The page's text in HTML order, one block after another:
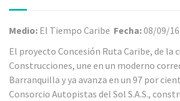
Medio: El Tiempo Caribe Fecha:08/09/16
El proyecto Concesión Ruta Caribe, de la
Construcciones, une en un moderno
Barranquilla y ya avanza en un 97 por
Consorcio Autopistas del Sol S.A.S.,